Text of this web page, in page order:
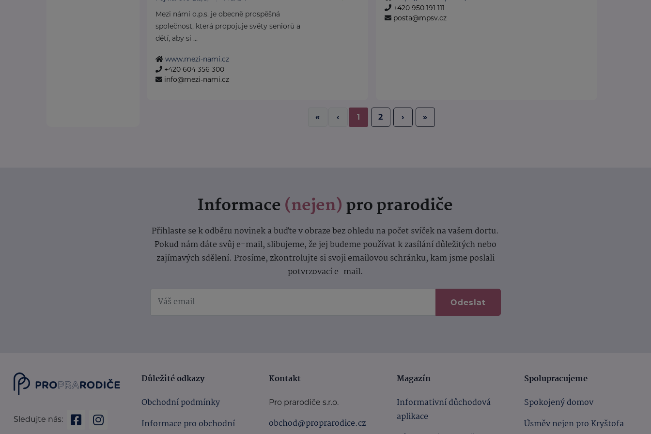
Mezi námi o.p.s. je obecně prospěšná
společnost, která propojuje světy seniorů a
dětí, aby si ...
www.mezi-nami.cz
+420 604 356 300
info@mezi-nami.cz
+420 950 191 111
posta@mpsv.cz
« ‹ 1 2 › »
Informace (nejen)pro prarodiče
Přihlaste se k odběru novinek a buďte v obraze bez ohledu na počet svíček na vašem dortu.
Pokud nám dáte svůj e-mail, slibujeme, že jej budeme používat k zasílání důležitých nebo
zajímavých sdělení. Prosíme, zkontrolujte si svoji emailovou schránku, kam jsme poslali
potvrzovací e-mail.
Odeslat
Sledujte nás:
Důležité odkazy
Obchodní podmínky
Informace pro obchodní
Kontakt
Pro prarodiče s.r.o.
obchod@proprarodice.cz
Magazín
Informativní důchodová
aplikace
Spolupracujeme
Spokojený domov
Úsměv nejen pro Kryštofa